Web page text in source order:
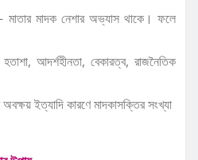
মাতার মাদক নেশার অভ্যাস থাকে। ফলে
আদর্শহীনতা, বেকারত্ব, রাজনৈতিক
ইত্যাদি কারণে মাদকাসক্তির সংখ্যা